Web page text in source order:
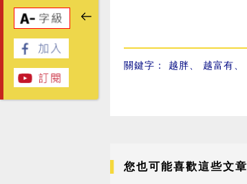
關鍵字： 越胖 越富有
您也可能喜歡這些文章